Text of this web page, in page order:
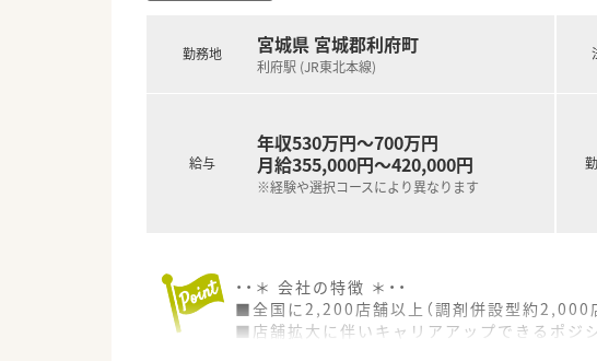
勤務地 宮城県 宮城郡利府町
利府駅 (JR東北本線)
給与
年収530万円～700万円
月給355,000円～420,000円
※経験や選択コースにより異なります
・・＊ 会社の特徴 ＊・・
■全国に2,200店舗以上（調剤併設型約2,000
■店舗拡大に伴いキャリアアップできるポジ